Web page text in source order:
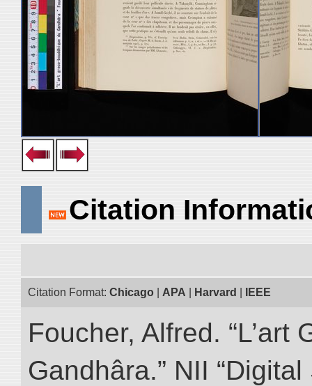
Citation
Citation Format: Chicago APA Harvard IEEE
Foucher, Alfred.
Gandhâra.” NII